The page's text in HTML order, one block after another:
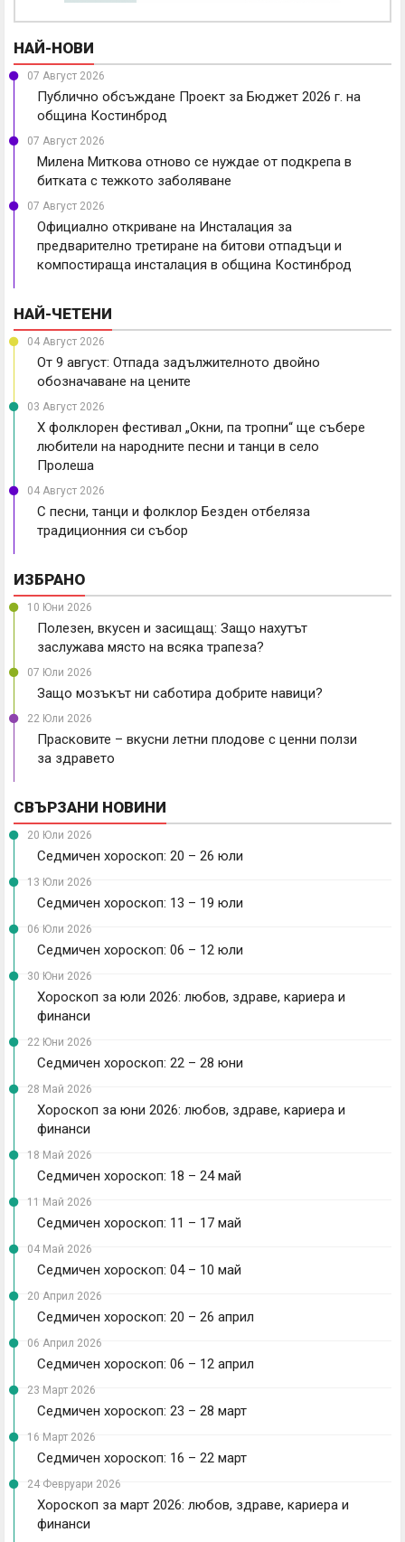
НАЙ-НОВИ
07 Август 2026
Публично обсъждане Проект за Бюджет 2026 г. на
община Костинброд
07 Август 2026
Милена Миткова отново се нуждае от подкрепа в
битката с тежкото заболяване
07 Август 2026
Официално откриване на Инсталация за
предварително третиране на битови отпадъци и
компостираща инсталация в община Костинброд
НАЙ-ЧЕТЕНИ
04 Август 2026
От 9 август: Отпада задължителното двойно
обозначаване на цените
03 Август 2026
X фолклорен фестивал „Окни, па тропни“ ще събере
любители на народните песни и танци в село
Пролеша
04 Август 2026
С песни, танци и фолклор Безден отбеляза
традиционния си събор
ИЗБРАНО
10 Юни 2026
Полезен, вкусен и засищащ: Защо нахутът
заслужава място на всяка трапеза?
07 Юли 2026
Защо мозъкът ни саботира добрите навици?
22 Юли 2026
Прасковите – вкусни летни плодове с ценни ползи
за здравето
СВЪРЗАНИ НОВИНИ
20 Юли 2026
Седмичен хороскоп: 20 – 26 юли
13 Юли 2026
Седмичен хороскоп: 13 – 19 юли
06 Юли 2026
Седмичен хороскоп: 06 – 12 юли
30 Юни 2026
Хороскоп за юли 2026: любов, здраве, кариера и
финанси
22 Юни 2026
Седмичен хороскоп: 22 – 28 юни
28 Май 2026
Хороскоп за юни 2026: любов, здраве, кариера и
финанси
18 Май 2026
Седмичен хороскоп: 18 – 24 май
11 Май 2026
Седмичен хороскоп: 11 – 17 май
04 Май 2026
Седмичен хороскоп: 04 – 10 май
20 Април 2026
Седмичен хороскоп: 20 – 26 април
06 Април 2026
Седмичен хороскоп: 06 – 12 април
23 Март 2026
Седмичен хороскоп: 23 – 28 март
16 Март 2026
Седмичен хороскоп: 16 – 22 март
24 Февруари 2026
Хороскоп за март 2026: любов, здраве, кариера и
финанси